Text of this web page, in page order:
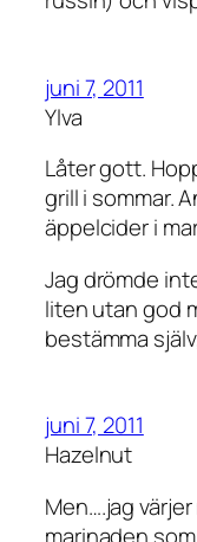
juni 7, 2011
Ylva
Låter gott.
grill i sommar.
äppelcider i
Jag drömde
liten utan god
bestämma
juni 7, 2011
Hazelnut
Men….jag